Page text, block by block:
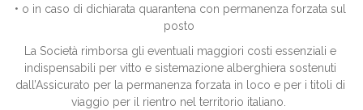
• o in caso di dichiarata quarantena con permanenza forzata sul
posto
La Società rimborsa gli eventuali maggiori costi essenziali e
indispensabili per vitto e sistemazione alberghiera sostenuti
dall’Assicurato per la permanenza forzata in loco e per i titoli di
viaggio per il rientro nel territorio italiano.